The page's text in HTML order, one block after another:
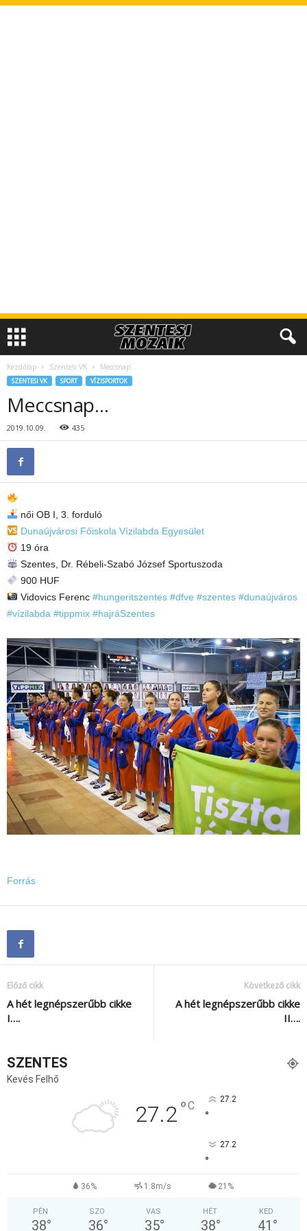
Kezdőlap Szentesi VK Meccsnap…
SZENTESI VK SPORT VÍZISPORTOK
Meccsnap…
2019.10.09. 435
női OB I, 3. forduló
Dunaújvárosi Főiskola Vízilabda Egyesület
19 óra
Szentes, Dr. Rébeli-Szabó József Sportuszoda
900 HUF
Vidovics Ferenc #hungeritszentes #dfve #szentes #dunaújváros
#vízilabda #tippmix #hajráSzentes
Forrás
Előző cikk
A hét legnépszerűbb cikke
I….
Következő cikk
A hét legnépszerűbb cikke
II….
SZENTES
Kevés Felhő
27.2°C 27.2
°
27.2
°
36% 1.8m/s 21%
PÉN
38°
SZO
36°
VAS
35°
HÉT
38°
KED
41 °